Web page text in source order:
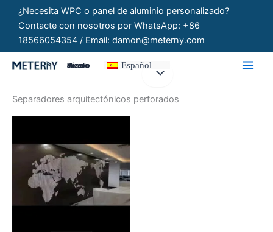
contenido
¿Necesita WPC o panel de aluminio personalizado?
Contacte con nosotros por WhatsApp: +86
18566054354 / Email: damon@meterny.com
Paneles Personalizados Español
Separadores arquitectónicos perforados